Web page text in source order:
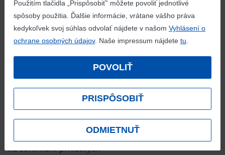
Použitím tlačidla „Prispôsobiť“ môžete povoliť jednotlivé
spôsoby použitia. Ďalšie informácie, vrátane vášho práva
kedykoľvek svoj súhlas odvolať nájdete v našom Vyhlásení o
ochrane osobných údajov. Naše impressum nájdete tu.
POVOLIŤ
PRISPÔSOBIŤ
ODMIETNUŤ
pri pestovaní kávy dodržujú predpísané štandardy.
Keďže naši obchodní partneri pri výrobe káv našich
privátnych značiek odoberajú kávu prevažne
z plantáží v Strednej a Južnej Amerike, spätná
dosledovateľnosť našich certifikovaných produktov
je kedykoľvek možná.Chceme prispieť
k ekologickejšiemu a spoločensky
zodpovednejšiemu hospodáreniu s pôdou. Aby sme
to dosiahli, stanovili sme si v tomto dokumente
zásady pre nákup kávy, sformulovali ciele a určili
konkrétne opatrenia. Tieto zásady sa vzťahujú
na sortiment privátnych